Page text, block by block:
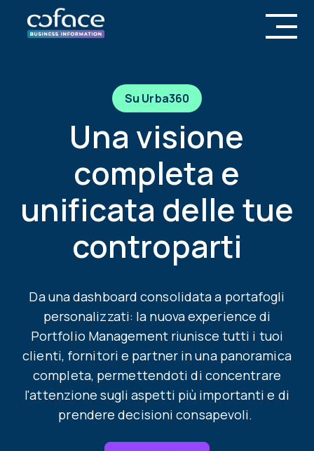
Su Urba360
Una visione
completa e
unificata delle tue
controparti
Da una dashboard consolidata a portafogli
personalizzati: la nuova experience di
Portfolio Management riunisce tutti i tuoi
clienti, fornitori e partner in una panoramica
completa, permettendoti di concentrare
l'attenzione sugli aspetti più importanti e di
prendere decisioni consapevoli.